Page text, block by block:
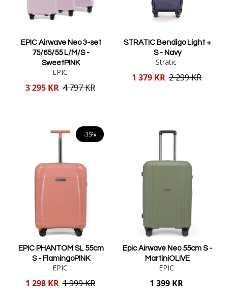
EPIC Airwave Neo 3-set
75/65/55 L/M/S -
SweetPINK
EPIC
Reducerat
3 295 KR 4 797 KR
STRATIC Bendigo Light +
S - Navy
Stratic
Reducerat
1 379 KR 2 299 KR
-35%
EPIC PHANTOM SL 55cm
S - FlamingoPINK
EPIC
Reducerat
1 298 KR 1 999 KR
Epic Airwave Neo 55cm S -
MartiniOLIVE
EPIC
1 399 KR